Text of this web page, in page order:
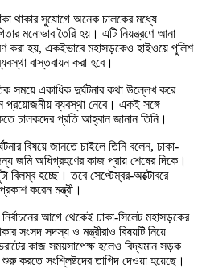
থাকার সুযোগে অনেক চালকের মধ্যে
মনোভাব তৈরি হয়। এটি নিয়ন্ত্রণে আনা
করা হয়, একইভাবে মহাসড়কেও হাইওয়ে পুলিশ
বাস্তবায়ন করা হবে।
সময়ে একাধিক দুর্ঘটনার কথা উল্লেখ করে
প্রয়োজনীয় ব্যবস্থা নেবে। একই সঙ্গে
চালকদের প্রতি আহ্বান জানান তিনি।
বিষয়ে জানতে চাইলে তিনি বলেন, ঢাকা-
জমি অধিগ্রহণের কাজ প্রায় শেষের দিকে।
বিলম্ব হচ্ছে। তবে সেপ্টেম্বর-অক্টোবরে
করেন মন্ত্রী।
আগে থেকেই ঢাকা-সিলেট মহাসড়কের
সংসদ সদস্য ও মন্ত্রীরাও বিষয়টি নিয়ে
কাজ সময়সাপেক্ষ হলেও বিদ্যমান সড়ক
করতে সংশ্লিষ্টদের তাগিদ দেওয়া হয়েছে।